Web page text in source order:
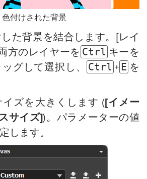
色付けされた背景
た背景を結合します。[レイ
方のレイヤーを Ctrl キーを
グして選択し、
Ctrl + E を
ズを大きくします ([イメー
サイズ])。パラメーターの値
します。